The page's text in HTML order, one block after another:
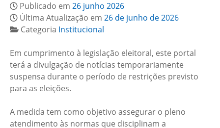
Publicado em 26 junho 2026
Última Atualização em 26 de junho de 2026
Categoria Institucional
Em cumprimento à legislação eleitoral, este portal
terá a divulgação de notícias temporariamente
suspensa durante o período de restrições previsto
para as eleições.
A medida tem como objetivo assegurar o pleno
atendimento às normas que disciplinam a